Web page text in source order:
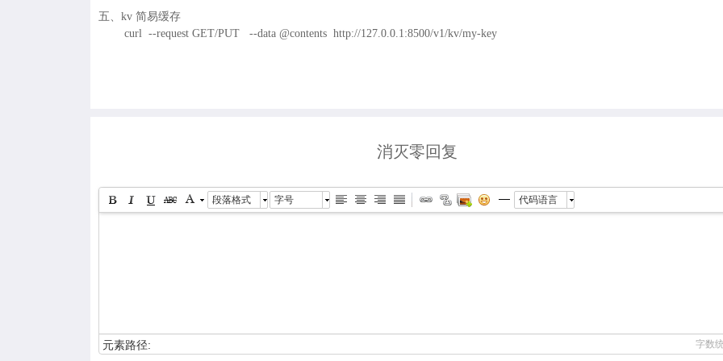
五、kv 简易缓存
curl --request GET/PUT --data @contents http://127.0.0.1:8500/v1/kv/my-key
消灭零回复
段落格式 字号 代码语言
元素路径: 字数